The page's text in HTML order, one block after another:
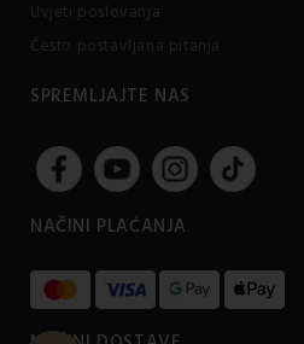
Uvjeti poslovanja
Često postavljana pitanja
SPREMLJAJTE NAS
NAČINI PLAĆANJA